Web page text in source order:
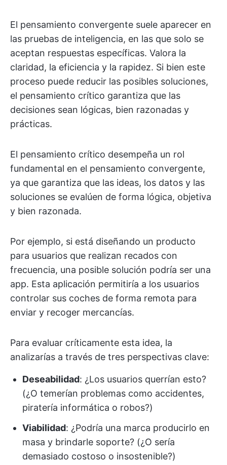
El pensamiento convergente suele aparecer en
las pruebas de inteligencia, en las que solo se
aceptan respuestas específicas. Valora la
claridad, la eficiencia y la rapidez. Si bien este
proceso puede reducir las posibles soluciones,
el pensamiento crítico garantiza que las
decisiones sean lógicas, bien razonadas y
prácticas.
El pensamiento crítico desempeña un rol
fundamental en el pensamiento convergente,
ya que garantiza que las ideas, los datos y las
soluciones se evalúen de forma lógica, objetiva
y bien razonada.
Por ejemplo, si está diseñando un producto
para usuarios que realizan recados con
frecuencia, una posible solución podría ser una
app. Esta aplicación permitiría a los usuarios
controlar sus coches de forma remota para
enviar y recoger mercancías.
Para evaluar críticamente esta idea, la
analizarías a través de tres perspectivas clave:
Deseabilidad: ¿Los usuarios querrían esto?
(¿O temerían problemas como accidentes,
piratería informática o robos?)
Viabilidad: ¿Podría una marca producirlo en
masa y brindarle soporte? (¿O sería
demasiado costoso o insostenible?)